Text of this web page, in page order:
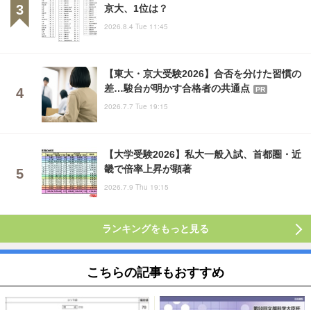
京大、1位は？
2026.8.4 Tue 11:45
【東大・京大受験2026】合否を分けた習慣の
差…駿台が明かす合格者の共通点
PR
2026.7.7 Tue 19:15
【大学受験2026】私大一般入試、首都圏・近
畿で倍率上昇が顕著
2026.7.9 Thu 19:15
ランキングをもっと見る
こちらの記事もおすすめ